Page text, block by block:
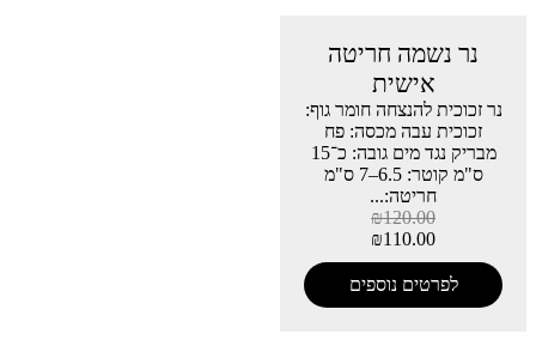
נר נשמה חריטה
אישית
נר זכוכית להנצחה חומר גוף:
זכוכית עבה מכסה: פח
מבריק נגד מים גובה: כ־15
ס"מ קוטר: 6.5–7 ס"מ
חריטה:...
₪120.00
₪110.00
לפרטים נוספים